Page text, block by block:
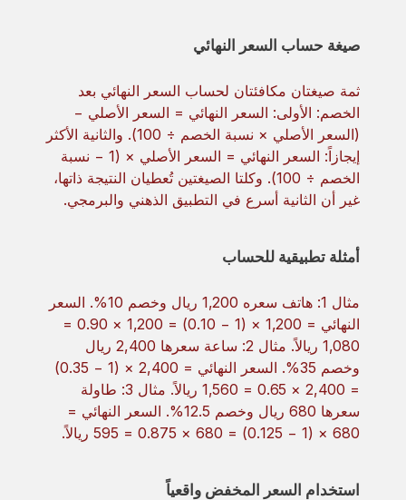
صيغة حساب السعر النهائي
ثمة صيغتان مكافئتان لحساب السعر النهائي بعد
الخصم: الأولى: السعر النهائي = السعر الأصلي −
(السعر الأصلي × نسبة الخصم ÷ 100). والثانية الأكثر
إيجازاً: السعر النهائي = السعر الأصلي × (1 − نسبة
الخصم ÷ 100). وكلتا الصيغتين تُعطيان النتيجة ذاتها،
غير أن الثانية أسرع في التطبيق الذهني والبرمجي.
أمثلة تطبيقية للحساب
مثال 1: هاتف سعره 1,200 ريال وخصم 10%. السعر
النهائي = 1,200 × (1 − 0.10) = 1,200 × 0.90 =
1,080 ريالاً. مثال 2: ساعة سعرها 2,400 ريال
وخصم 35%. السعر النهائي = 2,400 × (1 − 0.35)
= 2,400 × 0.65 = 1,560 ريالاً. مثال 3: طاولة
سعرها 680 ريال وخصم 12.5%. السعر النهائي =
680 × (1 − 0.125) = 680 × 0.875 = 595 ريالاً.
استخدام السعر المخفض واقعياً